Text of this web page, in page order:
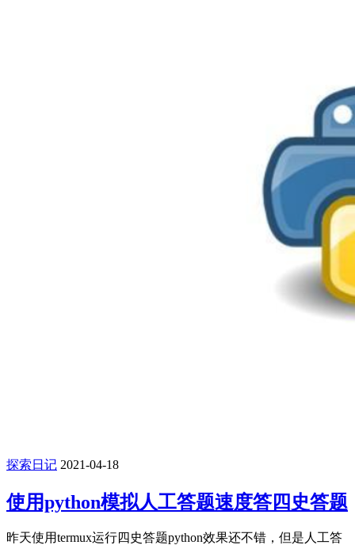
探索日记 2021-04-18
使用python模拟人工答题速度答四史答题
昨天使用termux运行四史答题python效果还不错，但是人工答